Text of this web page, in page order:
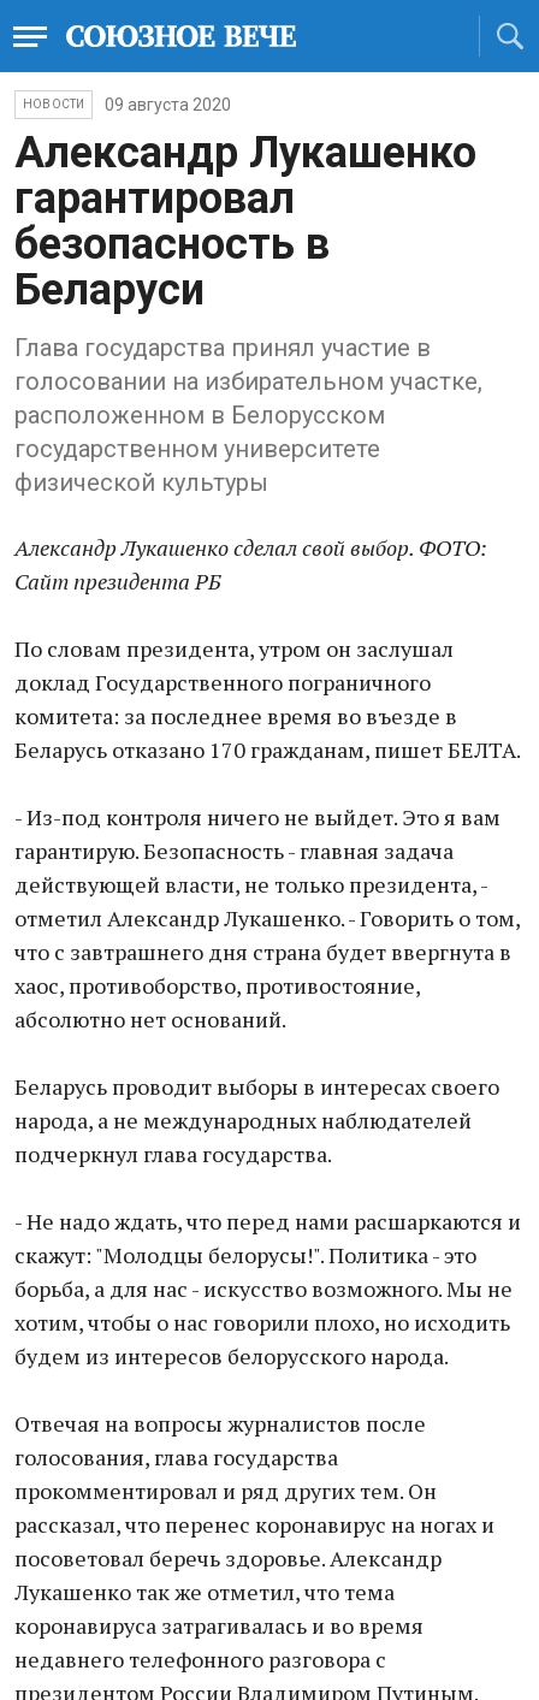
НОВОСТИ 09 августа 2020
Александр Лукашенко
гарантировал
безопасность в
Беларуси
Глава государства принял участие в
голосовании на избирательном участке,
расположенном в Белорусском
государственном университете
физической культуры
Александр Лукашенко сделал свой выбор. ФОТО:
Сайт президента РБ
По словам президента, утром он заслушал
доклад Государственного пограничного
комитета: за последнее время во въезде в
Беларусь отказано 170 гражданам, пишет БЕЛТА.
- Из-под контроля ничего не выйдет. Это я вам
гарантирую. Безопасность - главная задача
действующей власти, не только президента, -
отметил Александр Лукашенко. - Говорить о том,
что с завтрашнего дня страна будет ввергнута в
хаос, противоборство, противостояние,
абсолютно нет оснований.
Беларусь проводит выборы в интересах своего
народа, а не международных наблюдателей
подчеркнул глава государства.
- Не надо ждать, что перед нами расшаркаются и
скажут: "Молодцы белорусы!". Политика - это
борьба, а для нас - искусство возможного. Мы не
хотим, чтобы о нас говорили плохо, но исходить
будем из интересов белорусского народа.
Отвечая на вопросы журналистов после
голосования, глава государства
прокомментировал и ряд других тем. Он
рассказал, что перенес коронавирус на ногах и
посоветовал беречь здоровье. Александр
Лукашенко так же отметил, что тема
коронавируса затрагивалась и во время
недавнего телефонного разговора с
президентом России Владимиром Путиным.